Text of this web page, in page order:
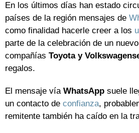
En los últimos días han estado
países de la región mensajes de
como finalidad hacerle creer a los
parte de la celebración de un
compañías Toyota y
regalos.
El mensaje vía WhatsApp suele
un contacto de confianza,
remitente también ha caído en la